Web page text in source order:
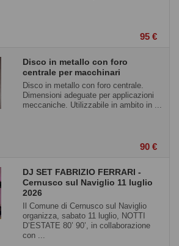
95 €
Disco in metallo con foro
centrale per macchinari
Disco in metallo con foro centrale.
Dimensioni adeguate per applicazioni
meccaniche. Utilizzabile in ambito in ...
90 €
DJ SET FABRIZIO FERRARI -
Cernusco sul Naviglio 11 luglio
2026
Il Comune di Cernusco sul Naviglio
organizza, sabato 11 luglio, NOTTI
D’ESTATE 80’ 90’, in collaborazione
con ...